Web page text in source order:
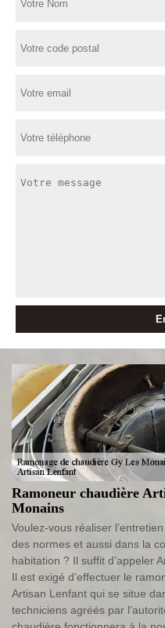
Ramoneur chaudière
Monains
Voulez-vous réaliser
des normes et aussi dans la
habitation ? Il suffit d’appeler
Il est exigé d’effectuer le
Artisan Lenfant qui se situe
techniciens agréés par